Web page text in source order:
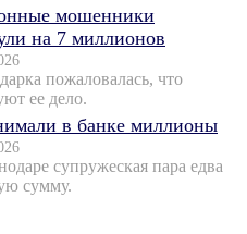
мошенники
на 7 миллионов
пожаловалась, что
ее дело.
в банке миллионы
супружеская пара едва
сумму.